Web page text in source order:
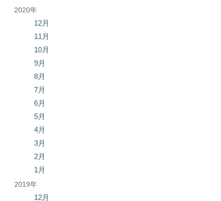
2020年
12月
11月
10月
9月
8月
7月
6月
5月
4月
3月
2月
1月
2019年
12月